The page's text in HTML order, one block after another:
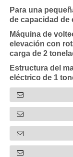
Para una
de capacidad de
Máquina de
elevación con
carga de 2
Estructura del
eléctrico de 1